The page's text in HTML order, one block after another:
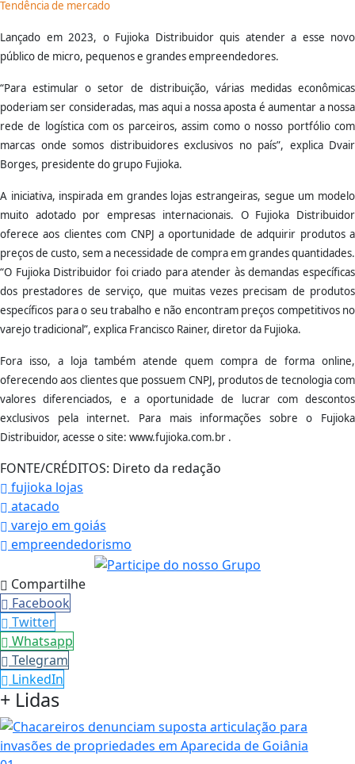
Tendência de mercado
Lançado em 2023, o Fujioka Distribuidor quis atender a esse novo
público de micro, pequenos e grandes empreendedores.
“Para estimular o setor de distribuição, várias medidas econômicas
poderiam ser consideradas, mas aqui a nossa aposta é aumentar a nossa
rede de logística com os parceiros, assim como o nosso portfólio com
marcas onde somos distribuidores exclusivos no país”, explica Dvair
Borges, presidente do grupo Fujioka.
A iniciativa, inspirada em grandes lojas estrangeiras, segue um modelo
muito adotado por empresas internacionais. O Fujioka Distribuidor
oferece aos clientes com CNPJ a oportunidade de adquirir produtos a
preços de custo, sem a necessidade de compra em grandes quantidades.
“O Fujioka Distribuidor foi criado para atender às demandas específicas
dos prestadores de serviço, que muitas vezes precisam de produtos
específicos para o seu trabalho e não encontram preços competitivos no
varejo tradicional”, explica Francisco Rainer, diretor da Fujioka.
Fora isso, a loja também atende quem compra de forma online,
oferecendo aos clientes que possuem CNPJ, produtos de tecnologia com
valores diferenciados, e a oportunidade de lucrar com descontos
exclusivos pela internet. Para mais informações sobre o Fujioka
Distribuidor, acesse o site: www.fujioka.com.br .
FONTE/CRÉDITOS: Direto da redação
fujioka lojas
atacado
varejo em goiás
empreendedorismo
Compartilhe
Facebook
Twitter
Whatsapp
Telegram
LinkedIn
+ Lidas